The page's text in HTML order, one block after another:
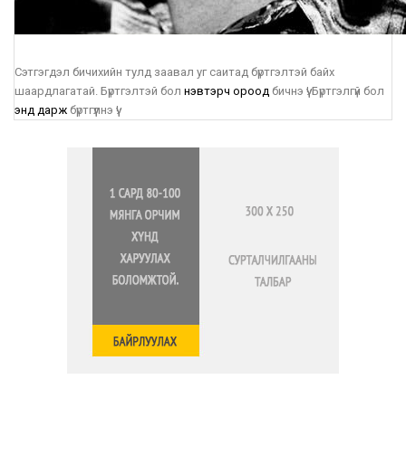
Сэтгэгдэл бичихийн тулд заавал уг саитад бүртгэлтэй байх
шаардлагатай. Бүртгэлтэй бол нэвтэрч ороод бичнэ үү! Бүртгэлгүй бол
энд дарж бүртгүүлнэ үү!